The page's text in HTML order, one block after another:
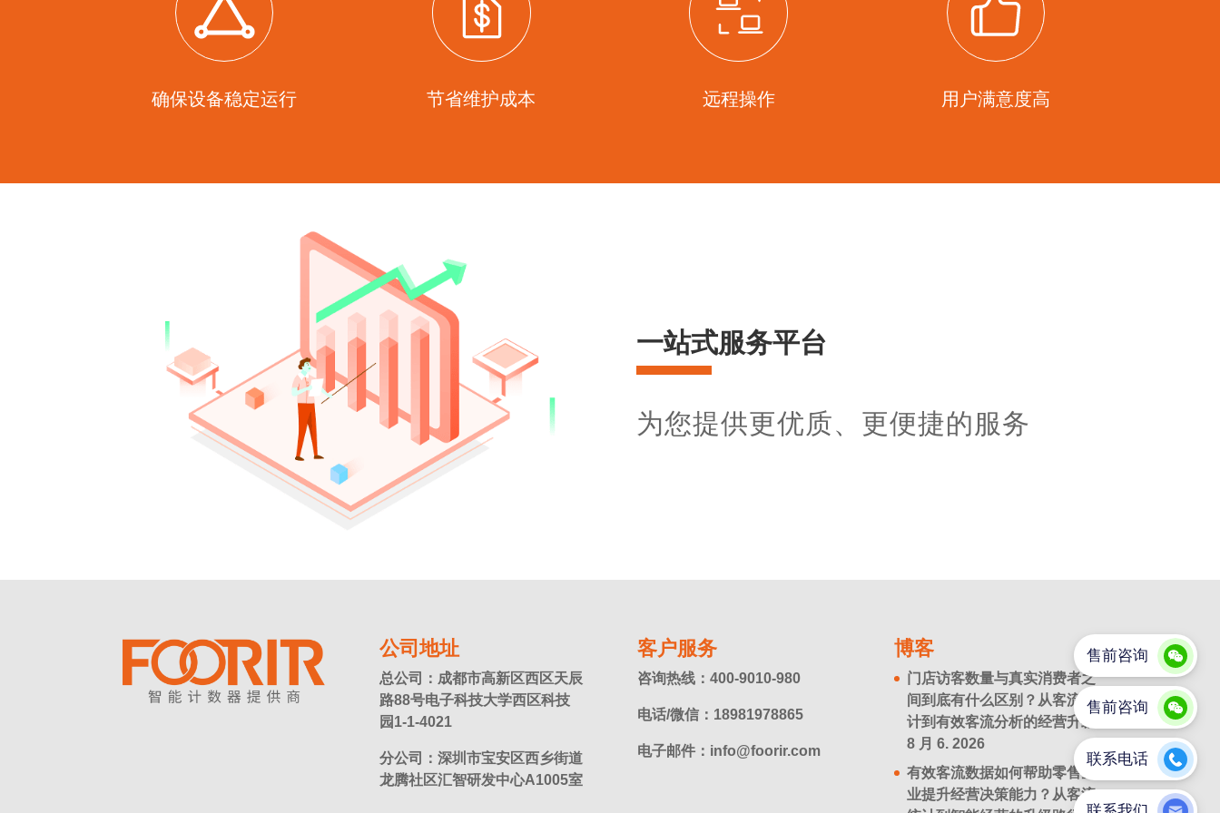
确保设备稳定运行 节省维护成本 远程操作 用户满意度高
一站式服务平台
为您提供更优质、更便捷的服务
公司地址
总公司：成都市高新区西区天辰
路88号电子科技大学西区科技
园1-1-4021
分公司：深圳市宝安区西乡街道
龙腾社区汇智研发中心A1005室
客户服务
咨询热线：400-9010-980
电话/微信：18981978865
电子邮件：info@foorir.com
博客
门店访客数量与真实消费者之
间到底有什么区别？从客流统
计到有效客流分析的经营升级
8 月 6. 2026
有效客流数据如何帮助零售企
业提升经营决策能力？从客流